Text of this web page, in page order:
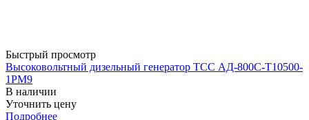
Быстрый просмотр
Высоковольтный дизельный генератор ТСС АД-800С-Т10500-
1РМ9
В наличии
Уточнить цену
Подробнее